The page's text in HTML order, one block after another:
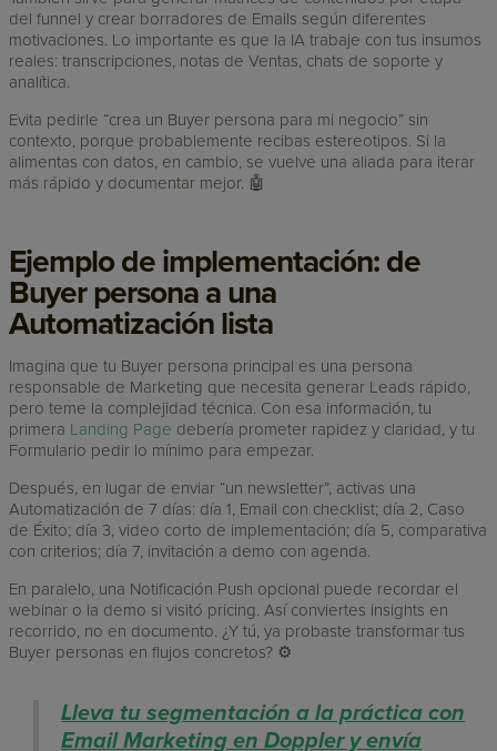
del funnel y crear borradores de Emails según diferentes
motivaciones. Lo importante es que la IA trabaje con tus insumos
reales: transcripciones, notas de Ventas, chats de soporte y
analítica.
Evita pedirle “crea un Buyer persona para mi negocio” sin
contexto, porque probablemente recibas estereotipos. Si la
alimentas con datos, en cambio, se vuelve una aliada para iterar
más rápido y documentar mejor. 🤖
Ejemplo de implementación: de
Buyer persona a una
Automatización lista
Imagina que tu Buyer persona principal es una persona
responsable de Marketing que necesita generar Leads rápido,
pero teme la complejidad técnica. Con esa información, tu
primera Landing Page debería prometer rapidez y claridad, y tu
Formulario pedir lo mínimo para empezar.
Después, en lugar de enviar “un newsletter”, activas una
Automatización de 7 días: día 1, Email con checklist; día 2, Caso
de Éxito; día 3, video corto de implementación; día 5, comparativa
con criterios; día 7, invitación a demo con agenda.
En paralelo, una Notificación Push opcional puede recordar el
webinar o la demo si visitó pricing. Así conviertes insights en
recorrido, no en documento. ¿Y tú, ya probaste transformar tus
Buyer personas en flujos concretos? ⚙️
Lleva tu segmentación a la práctica con
Email Marketing en Doppler y envía